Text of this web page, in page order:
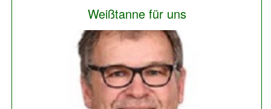
Weißtanne für uns